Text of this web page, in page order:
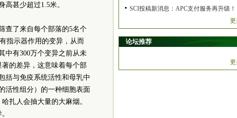
甚少超过1.5米。
查了来自每个部落的5名个
指示器作用的变异，从而
中有300万个变异之前从未
的差异，这意味着每个部
括与免疫系统活性和母乳中
活性组分）的一种细胞表面
扎人会抽大量的大麻烟。
SCI投稿新消息：APC支付服务再升级！
更
论坛推荐
更